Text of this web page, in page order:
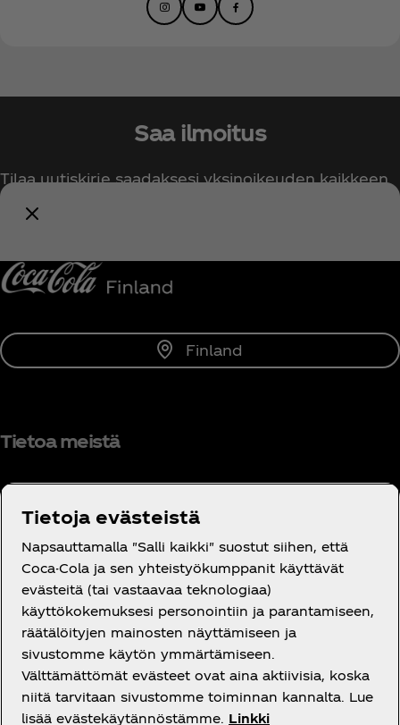
Saa ilmoitus
Tilaa uutiskirje saadaksesi yksinoikeuden kaikkeen
Finland
Tietoa meistä
Tarvitsetko apua?
Oikeudelliset tiedot
Tietoja evästeistä
Napsauttamalla "Salli kaikki" suostut siihen, että
Coca-Cola ja sen yhteistyökumppanit käyttävät
evästeitä (tai vastaavaa teknologiaa)
käyttökokemuksesi personointiin ja parantamiseen,
räätälöityjen mainosten näyttämiseen ja
sivustomme käytön ymmärtämiseen.
Välttämättömät evästeet ovat aina aktiivisia, koska
niitä tarvitaan sivustomme toiminnan kannalta. Lue
lisää evästekäytännöstämme. Linkki